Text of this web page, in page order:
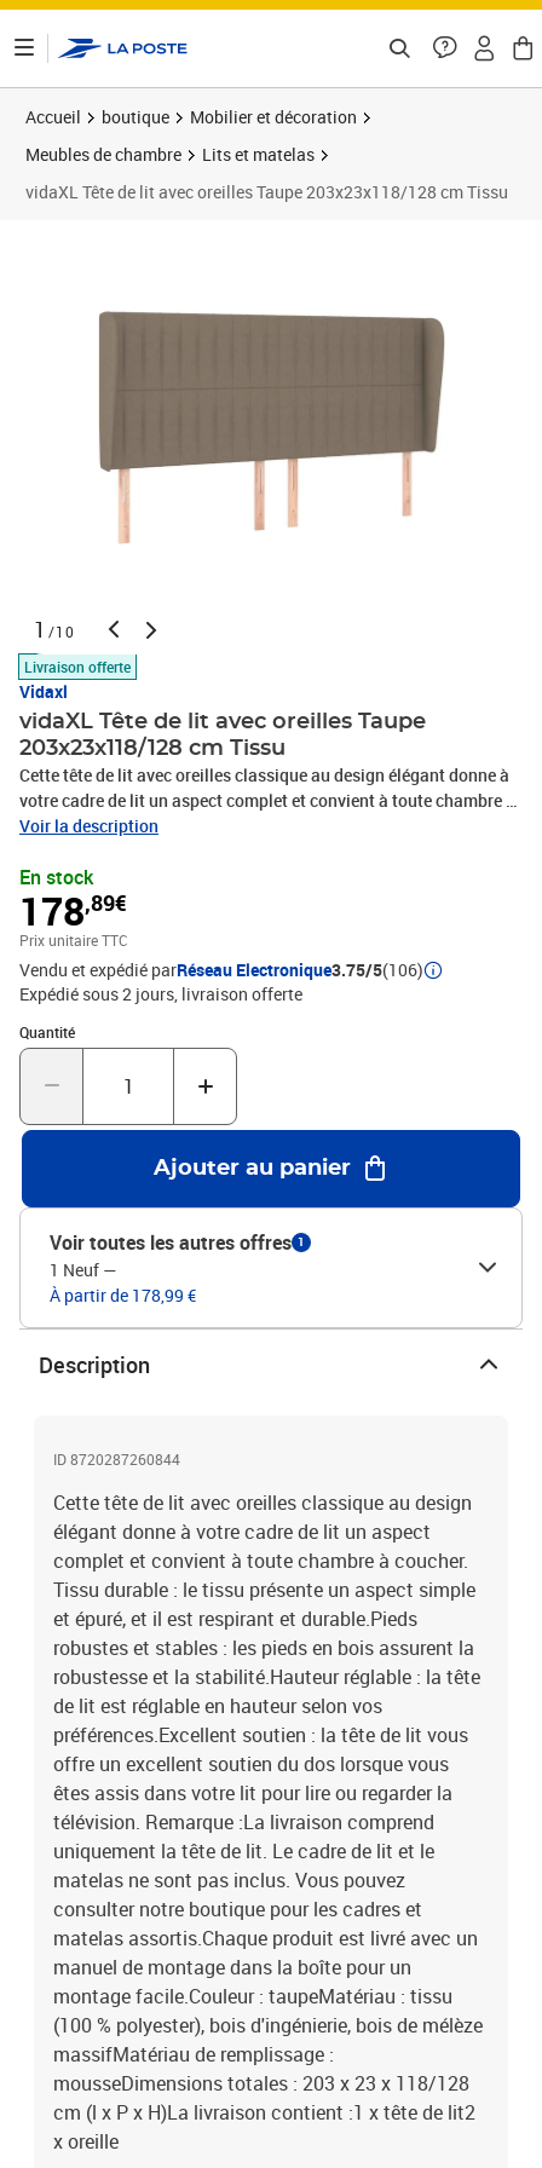
Accueil boutique
Mobilier et décoration
Meubles de chambre
Lits et matelas
vidaXL Tête de lit avec oreilles Taupe 203x23x118/128 cm Tissu
1 /10
Livraison offerte
Vidaxl
vidaXL Tête de lit avec oreilles Taupe
203x23x118/128 cm Tissu
Cette tête de lit avec oreilles classique au design élégant donne à
votre cadre de lit un aspect complet et convient à toute chambre à
coucher. Tissu durable : le tissu présente un aspect simple et
pieds en bois assurent la robustesse et la stabilité.Hauteur
réglable : la tête de lit est réglable en hauteur selon vos
préférences.Excellent soutien : la tête de lit vous offre un excellent
soutien du dos lorsque vous êtes assis dans votre lit pour lire ou
regarder la télévision. Remarque :La livraison comprend
uniquement la tête de lit. Le cadre de lit et le matelas ne sont pas
inclus. Vous pouvez consulter notre boutique pour les cadres et
matelas assortis.Chaque produit est livré avec un manuel de
montage dans la boîte pour un montage facile.Couleur :
mélèze massifMatériau de remplissage : mousseDimensions
totales : 203 x 23 x 118/128 cm (l x P x H)La livraison contient :1 x
tête de lit2 x oreille
Voir la description
En stock
178,89€
Prix unitaire TTC
Vendu et expédié parRéseau Electronique3.75/5(106)
Expédié sous 2 jours livraison offerte
Quantité
Quantité : 1
Ajouter au panier
Voir toutes les autres offres 1
1 Neuf —
À partir de 178,99 €
Description
ID 8720287260844
Cette tête de lit avec oreilles classique au design
élégant donne à votre cadre de lit un aspect
complet et convient à toute chambre à coucher.
Tissu durable : le tissu présente un aspect simple
et épuré, et il est respirant et durable.Pieds
robustes et stables : les pieds en bois assurent la
robustesse et la stabilité.Hauteur réglable : la tête
de lit est réglable en hauteur selon vos
préférences.Excellent soutien : la tête de lit vous
offre un excellent soutien du dos lorsque vous
êtes assis dans votre lit pour lire ou regarder la
télévision. Remarque :La livraison comprend
uniquement la tête de lit. Le cadre de lit et le
matelas ne sont pas inclus. Vous pouvez
consulter notre boutique pour les cadres et
matelas assortis.Chaque produit est livré avec un
manuel de montage dans la boîte pour un
montage facile.Couleur : taupeMatériau : tissu
(100 % polyester), bois d'ingénierie, bois de mélèze
massifMatériau de remplissage :
mousseDimensions totales : 203 x 23 x 118/128
cm (l x P x H)La livraison contient :1 x tête de lit2
x oreille